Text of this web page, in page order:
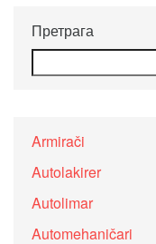
Претрага
Armirači
Autolakirer
Autolimar
Automehaničari